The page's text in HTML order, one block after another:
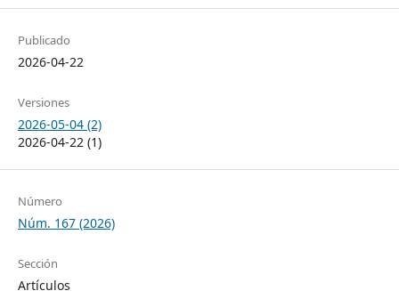
Publicado
2026-04-22
Versiones
2026-05-04 (2)
2026-04-22 (1)
Número
Núm. 167 (2026)
Sección
Artículos